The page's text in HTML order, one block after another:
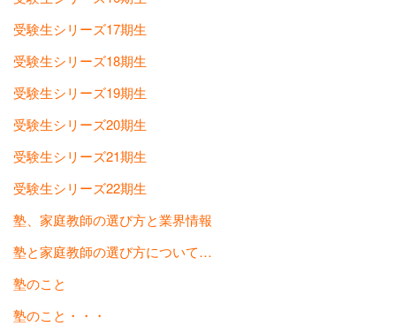
受験生シリーズ17期生
受験生シリーズ18期生
受験生シリーズ19期生
受験生シリーズ20期生
受験生シリーズ21期生
受験生シリーズ22期生
塾、家庭教師の選び方と業界情報
塾と家庭教師の選び方について…
塾のこと
塾のこと・・・